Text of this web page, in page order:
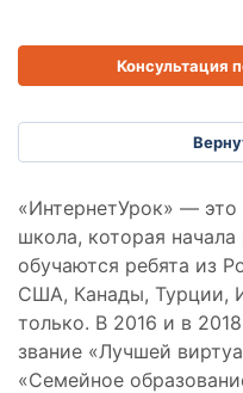
Консультация
«ИнтернетУрок» —
школа, которая начала
обучаются ребята из
США, Канады, Турции,
только. В 2016 и в
звание «Лучшей
«Семейное